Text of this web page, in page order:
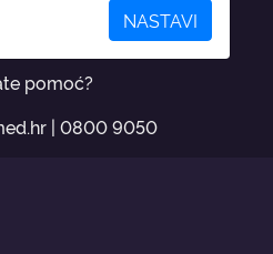
NASTAVI
pomoć?
| 0800 9050